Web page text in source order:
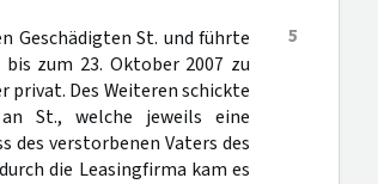
5
Geschädigten St. und führte
zum 23. Oktober 2007 zu
privat. Des Weiteren schickte
St., welche jeweils eine
verstorbenen Vaters des
die Leasingfirma kam es